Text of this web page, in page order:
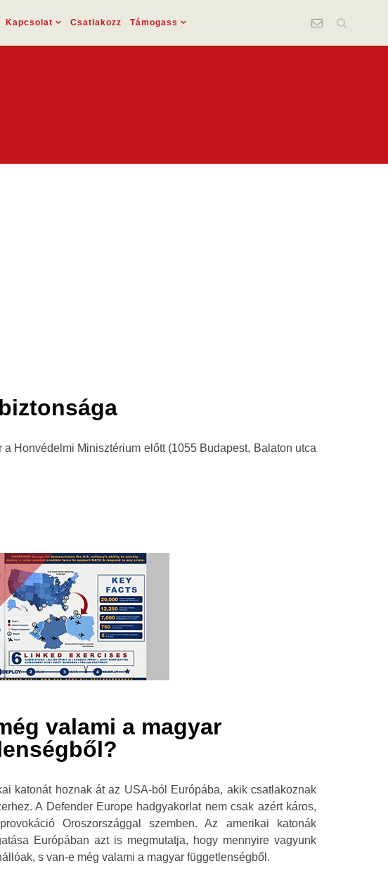
Kapcsolat Csatlakozz Támogass
Honvédelmi Minisztérium előtt (1055 Budapest, Balaton utca
valami a magyar
katonát hoznak át az USA-ból Európába, akik csatlakoznak
A Defender Europe hadgyakorlat nem csak azért káros,
Oroszországgal szemben. Az amerikai katonák
Európában azt is megmutatja, hogy mennyire vagyunk
s van-e még valami a magyar függetlenségből.